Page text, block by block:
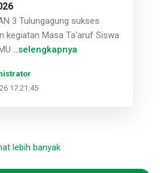
3 Tulungagung sukses
kegiatan Masa Ta'aruf Siswa
..selengkapnya
17:21:45
lebih banyak